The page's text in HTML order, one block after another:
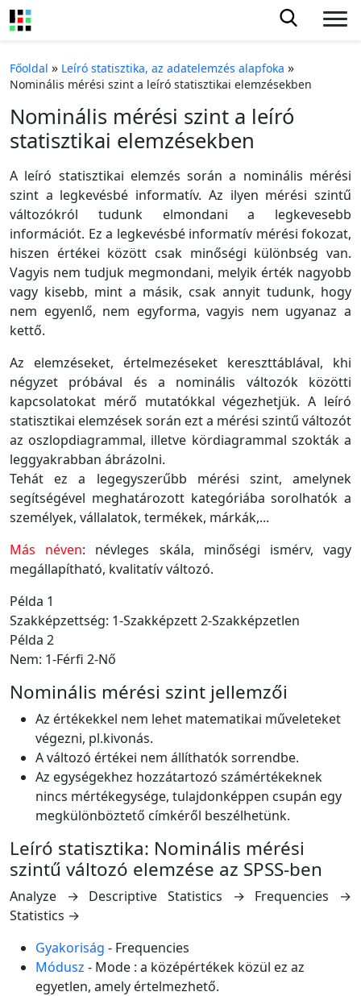
Főoldal » Leíró statisztika, az adatelemzés alapfoka »
Nominális mérési szint a leíró statisztikai elemzésekben
Nominális mérési szint a leíró
statisztikai elemzésekben
A leíró statisztikai elemzés során a nominális mérési
szint a legkevésbé informatív. Az ilyen mérési szintű
változókról tudunk elmondani a legkevesebb
információt. Ez a legkevésbé informatív mérési fokozat,
hiszen értékei között csak minőségi különbség van.
Vagyis nem tudjuk megmondani, melyik érték nagyobb
vagy kisebb, mint a másik, csak annyit tudunk, hogy
nem egyenlő, nem egyforma, vagyis nem ugyanaz a
kettő.
Az elemzéseket, értelmezéseket kereszttáblával, khi
négyzet próbával és a nominális változók közötti
kapcsolatokat mérő mutatókkal végezhetjük. A leíró
statisztikai elemzések során ezt a mérési szintű változót
az oszlopdiagrammal, illetve kördiagrammal szokták a
leggyakrabban ábrázolni.
Tehát ez a legegyszerűbb mérési szint, amelynek
segítségével meghatározott kategóriába sorolhatók a
személyek, vállalatok, termékek, márkák,...
Más néven: névleges skála, minőségi ismérv, vagy
megállapítható, kvalitatív változó.
Példa 1
Szakképzettség: 1-Szakképzett 2-Szakképzetlen
Példa 2
Nem: 1-Férfi 2-Nő
Nominális mérési szint jellemzői
Az értékekkel nem lehet matematikai műveleteket
végezni, pl.kivonás.
A változó értékei nem állíthatók sorrendbe.
Az egységekhez hozzátartozó számértékeknek
nincs mértékegysége, tulajdonképpen csupán egy
megkülönböztető címkéről beszélhetünk.
Leíró statisztika: Nominális mérési
szintű változó elemzése az SPSS-ben
Analyze → Descriptive Statistics → Frequencies →
Statistics →
Gyakoriság - Frequencies
Módusz - Mode : a középértékek közül ez az
egyetlen, amely értelmezhető.